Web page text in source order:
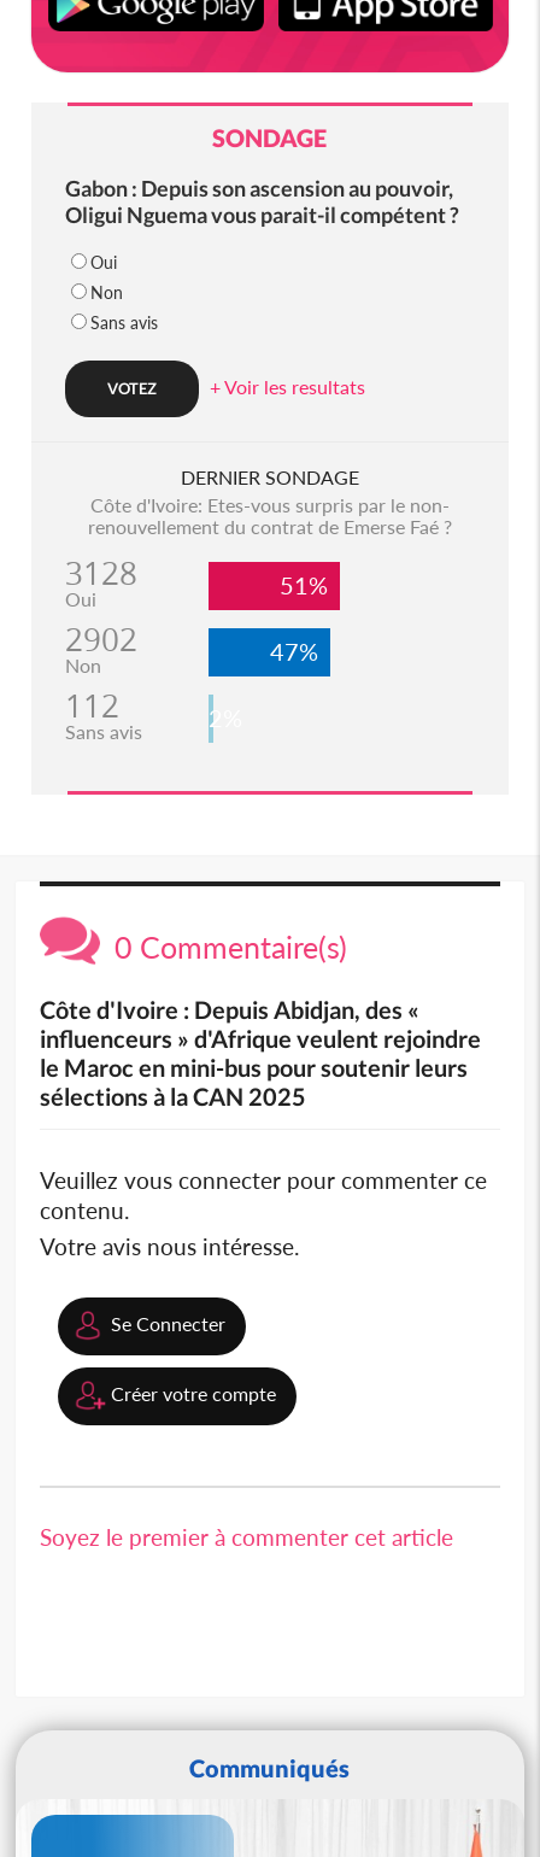
SONDAGE
Gabon : Depuis son ascension au pouvoir,
Oligui Nguema vous parait-il compétent ?
Oui
Non
Sans avis
+ Voir les resultats
DERNIER SONDAGE
Côte d'Ivoire: Etes-vous surpris par le non-
renouvellement du contrat de Emerse Faé ?
3128
Oui 51%
2902
Non 47%
112
Sans avis 2%
0 Commentaire(s)
Côte d'Ivoire : Depuis Abidjan, des «
influenceurs » d'Afrique veulent rejoindre
le Maroc en mini-bus pour soutenir leurs
sélections à la CAN 2025
Veuillez vous connecter pour commenter ce
contenu.
Votre avis nous intéresse.
Se Connecter
Créer votre compte
Soyez le premier à commenter cet article
Communiqués